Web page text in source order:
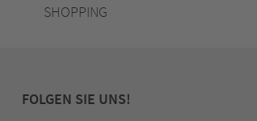
SHOPPING
FOLGEN SIE UNS!